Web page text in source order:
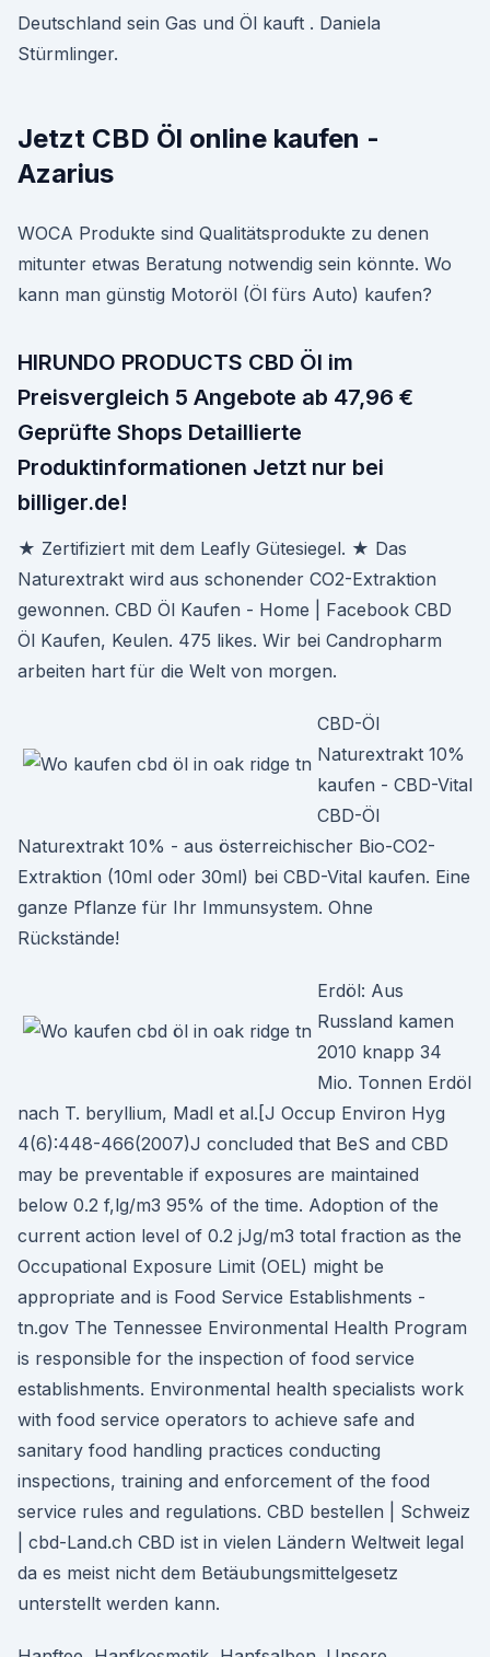
Deutschland sein Gas und Öl kauft . Daniela
Stürmlinger.
Jetzt CBD Öl online kaufen -
Azarius
WOCA Produkte sind Qualitätsprodukte zu denen
mitunter etwas Beratung notwendig sein könnte. Wo
kann man günstig Motoröl (Öl fürs Auto) kaufen?
HIRUNDO PRODUCTS CBD Öl im
Preisvergleich 5 Angebote ab 47,96 €
Geprüfte Shops Detaillierte
Produktinformationen Jetzt nur bei
billiger.de!
★ Zertifiziert mit dem Leafly Gütesiegel. ★ Das
Naturextrakt wird aus schonender CO2-Extraktion
gewonnen. CBD Öl Kaufen - Home | Facebook CBD
Öl Kaufen, Keulen. 475 likes. Wir bei Candropharm
arbeiten hart für die Welt von morgen.
CBD-Öl
Naturextrakt 10%
kaufen - CBD-Vital
CBD-Öl
Naturextrakt 10% - aus österreichischer Bio-CO2-
Extraktion (10ml oder 30ml) bei CBD-Vital kaufen. Eine
ganze Pflanze für Ihr Immunsystem. Ohne
Rückstände!
Erdöl: Aus
Russland kamen
2010 knapp 34
Mio. Tonnen Erdöl
nach T. beryllium, Madl et al.[J Occup Environ Hyg
4(6):448-466(2007)J concluded that BeS and CBD
may be preventable if exposures are maintained
below 0.2 f,lg/m3 95% of the time. Adoption of the
current action level of 0.2 jJg/m3 total fraction as the
Occupational Exposure Limit (OEL) might be
appropriate and is Food Service Establishments -
tn.gov The Tennessee Environmental Health Program
is responsible for the inspection of food service
establishments. Environmental health specialists work
with food service operators to achieve safe and
sanitary food handling practices conducting
inspections, training and enforcement of the food
service rules and regulations. CBD bestellen | Schweiz
| cbd-Land.ch CBD ist in vielen Ländern Weltweit legal
da es meist nicht dem Betäubungsmittelgesetz
unterstellt werden kann.